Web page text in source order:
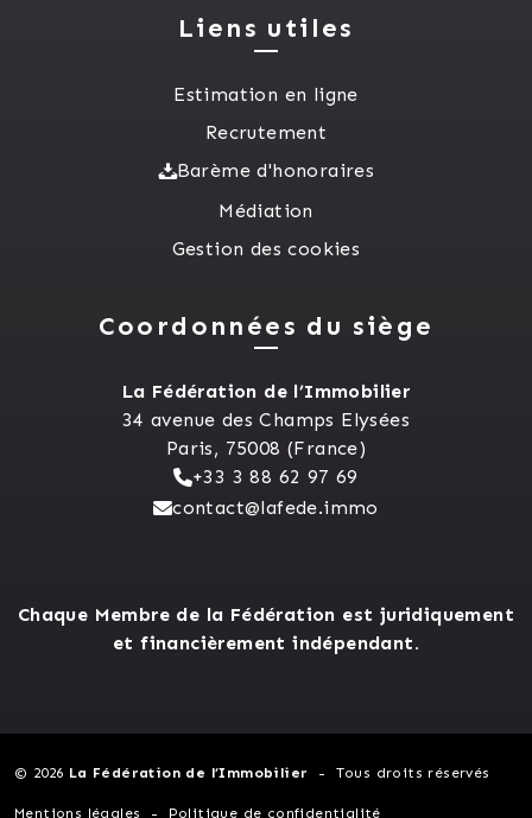
Liens utiles
Estimation en ligne
Recrutement
Barème d'honoraires
Médiation
Gestion des cookies
Coordonnées du siège
La Fédération de l’Immobilier
34 avenue des Champs Elysées
Paris, 75008 (France)
+33 3 88 62 97 69
contact@lafede.immo
Chaque Membre de la Fédération est juridiquement
et financièrement indépendant.
© 2026 La Fédération de l’Immobilier Tous droits réservés
Mentions légales Politique de confidentialité